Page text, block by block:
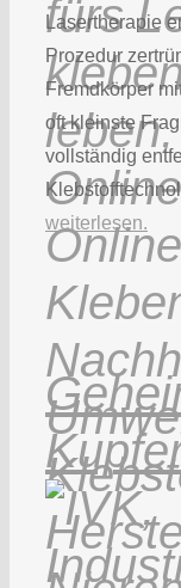
Lasertherapie
Prozedur
Fremdkörper
oft kleinste
vollständig
weiterlesen.